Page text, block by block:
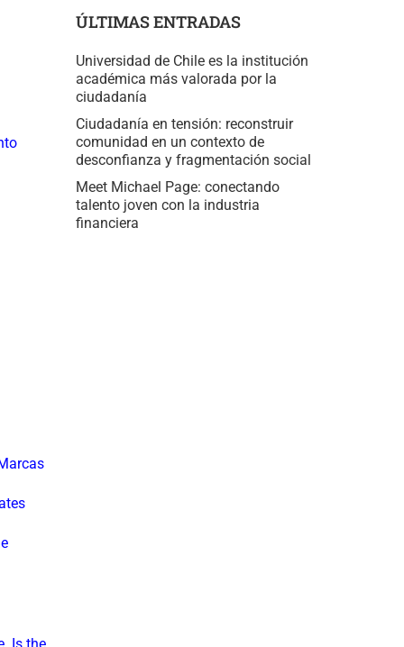
ÚLTIMAS ENTRADAS
Universidad de Chile es la institución
académica más valorada por la
ciudadanía
Ciudadanía en tensión: reconstruir
comunidad en un contexto de
desconfianza y fragmentación social
Meet Michael Page: conectando
talento joven con la industria
financiera